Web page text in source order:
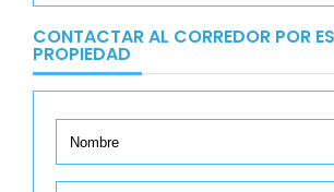
CONTACTAR AL CORREDOR POR
PROPIEDAD